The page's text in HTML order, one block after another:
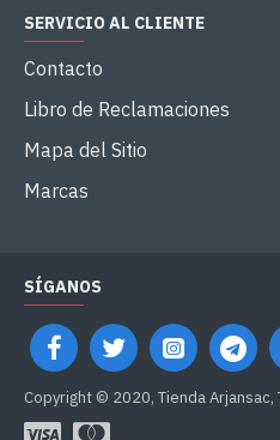
SERVICIO AL CLIENTE
Contacto
Libro de Reclamaciones
Mapa del Sitio
Marcas
SÍGANOS
Copyright © 2020, Tienda